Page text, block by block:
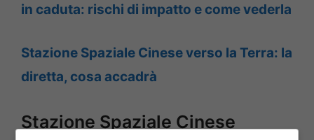
in caduta: rischi di impatto e come vederla
Stazione Spaziale Cinese verso la Terra: la
diretta, cosa accadrà
Stazione Spaziale Cinese